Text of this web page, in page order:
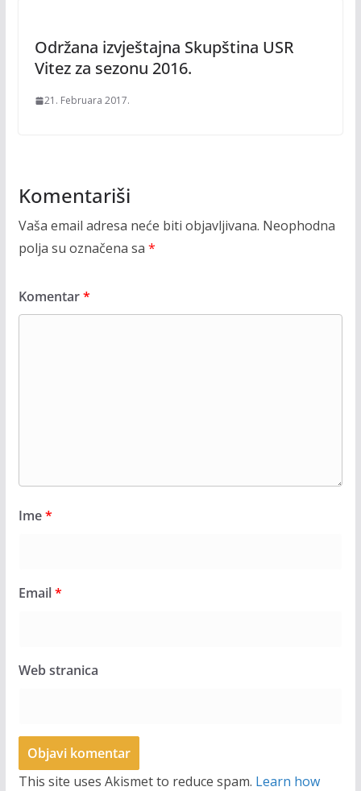
Održana izvještajna Skupština USR
Vitez za sezonu 2016.
21. Februara 2017.
Komentariši
Vaša email adresa neće biti objavljivana. Neophodna
polja su označena sa *
Komentar*
Ime*
Email*
Web stranica
This site uses Akismet to reduce spam. Learn how